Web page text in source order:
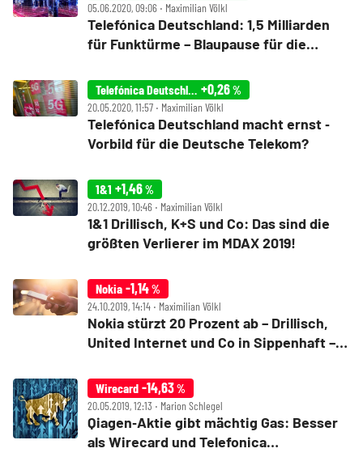
05.06.2020, 09:06 ‧ Maximilian Völkl
Telefónica Deutschland: 1,5 Milliarden
für Funktürme – Blaupause für die
Telefónica Deutschland +0,26%
20.05.2020, 11:57 ‧ Maximilian Völkl
Telefónica Deutschland macht ernst ‑
Vorbild für die Deutsche Telekom?
1&1 +1,46%
20.12.2019, 10:46 ‧ Maximilian Völkl
1&1 Drillisch, K+S und Co: Das sind die
größten Verlierer im MDAX 2019!
Nokia -1,14%
24.10.2019, 14:14 ‧ Maximilian Völkl
Nokia stürzt 20 Prozent ab – Drillisch,
United Internet und Co in Sippenhaft –
Wirecard -14,63%
20.05.2019, 12:13 ‧ Marion Schlegel
Qiagen‑Aktie gibt mächtig Gas: Besser
als Wirecard und Telefonica